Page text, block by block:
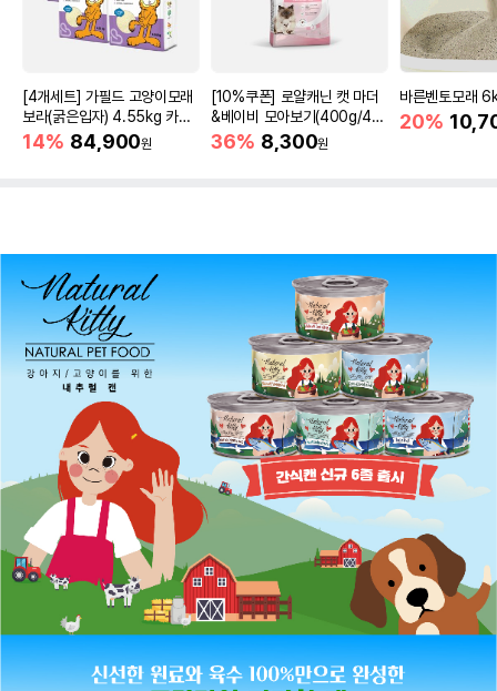
[4개세트] 가필드 고양이모래
보라(굵은입자) 4.55kg 카사
바모래
14% 84,900원
[10%쿠폰] 로얄캐닌 캣 마더
&베이비 모아보기(400g/4/1
0kg)
36% 8,300원
바른벤토모래
20%